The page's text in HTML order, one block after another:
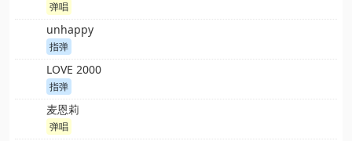
弹唱
unhappy
指弹
LOVE 2000
指弹
麦恩莉
弹唱